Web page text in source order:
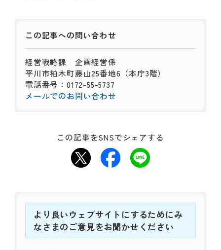
この記事への問い合わせ
経営戦略課 企画経営係
平川市柏木町藤山25番地6（本庁3階）
電話番号：0172-55-5737
メールでのお問い合わせ
この記事をSNSでシェアする
より良いウェブサイトにするためにみ
なさまのご意見をお聞かせください